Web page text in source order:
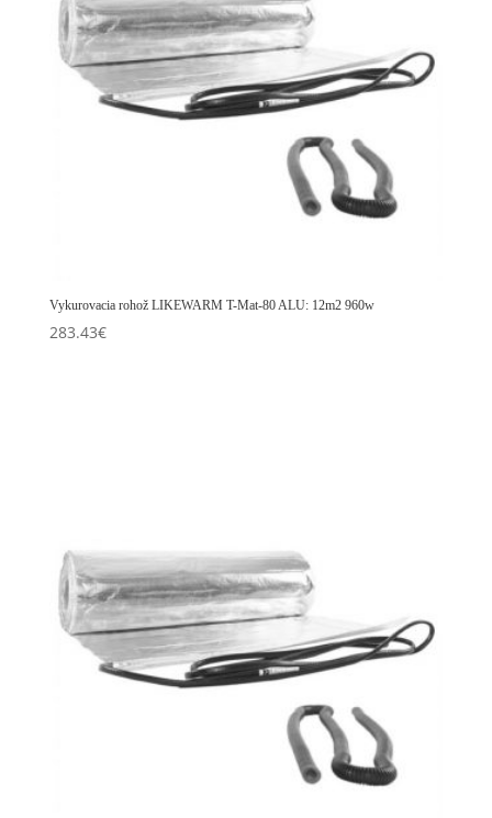
Vykurovacia rohož LIKEWARM T-Mat-80 ALU: 12m2 960w
283.43€